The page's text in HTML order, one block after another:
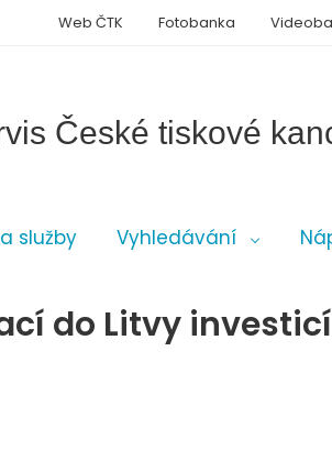
České tiskové
služby Vyhledávání
Web ČTK Fotobanka
do Litvy